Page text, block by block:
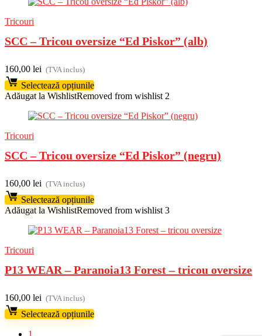
Tricouri
SCC – Tricou oversize “Ed Piskor” (alb)
160,00 lei (TVA inclus)
Selectează opțiunile
Adăugat la WishlistRemoved from wishlist 2
Tricouri
SCC – Tricou oversize “Ed Piskor” (negru)
160,00 lei (TVA inclus)
Selectează opțiunile
Adăugat la WishlistRemoved from wishlist 3
Tricouri
P13 WEAR – ⁠Paranoia13 Forest – tricou oversize
160,00 lei (TVA inclus)
Selectează opțiunile
1